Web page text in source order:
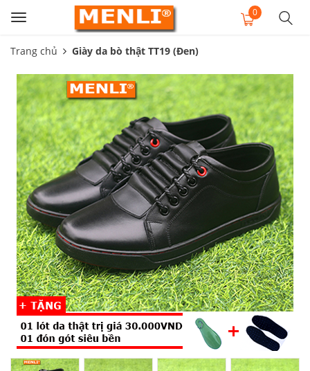
Toggle
0
Trang chủ Giày da bò thật TT19 (Đen)